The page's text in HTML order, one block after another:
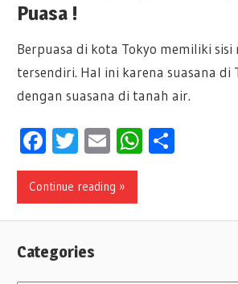
Puasa !
Berpuasa di kota Tokyo memiliki sisi
tersendiri. Hal ini karena suasana di
dengan suasana di tanah air.
Facebook
Twitter
EmailWhatsApp
Continue reading »
Categories